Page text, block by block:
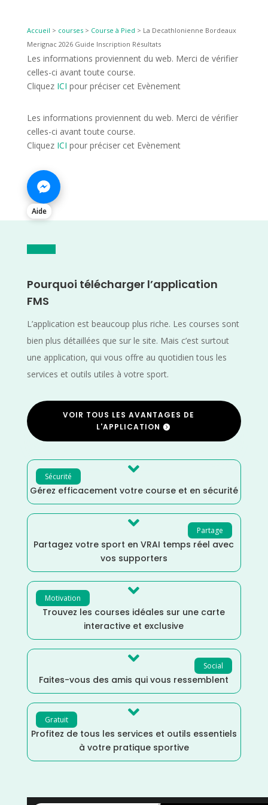
Accueil > courses> Course à Pied > La Decathlonienne Bordeaux
Merignac 2026 Guide Inscription Résultats
Les informations proviennent du web. Merci de vérifier
celles-ci avant toute course.
Cliquez ICI pour préciser cet Evènement
Les informations proviennent du web. Merci de vérifier
celles-ci avant toute course.
Cliquez ICI pour préciser cet Evènement
Aide
Pourquoi télécharger l’application
FMS
L’application est beaucoup plus riche. Les courses sont
bien plus détaillées que sur le site. Mais c’est surtout
une application, qui vous offre au quotidien tous les
services et outils utiles à votre sport.
VOIR TOUS LES AVANTAGES DE
L'APPLICATION
Sécurité 
Gérez efficacement votre course et en sécurité
Partage

Partagez votre sport en VRAI temps réel avec
vos supporters
Motivation 
Trouvez les courses idéales sur une carte
interactive et exclusive
Social

Faites-vous des amis qui vous ressemblent
Gratuit 
Profitez de tous les services et outils essentiels
à votre pratique sportive